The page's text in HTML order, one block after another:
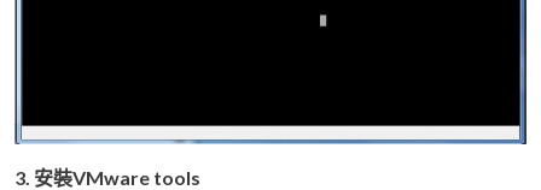
3. 安裝VMware tools